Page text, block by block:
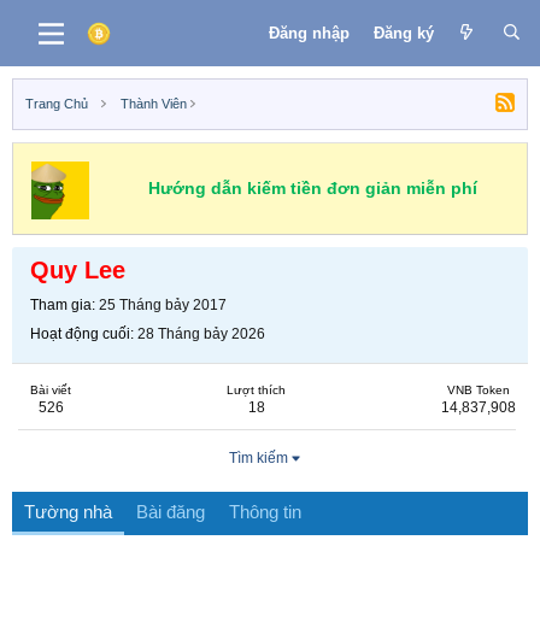
Đăng nhập Đăng ký
Trang Chủ Thành Viên
Hướng dẫn kiếm tiền đơn giản miễn phí
Quy Lee
Tham gia 25 Tháng bảy 2017
Hoạt động cuối 28 Tháng bảy 2026
Bài viết
526
Lượt thích
18
VNB Token
14,837,908
Tìm kiếm
Tường nhà Bài đăng Thông tin